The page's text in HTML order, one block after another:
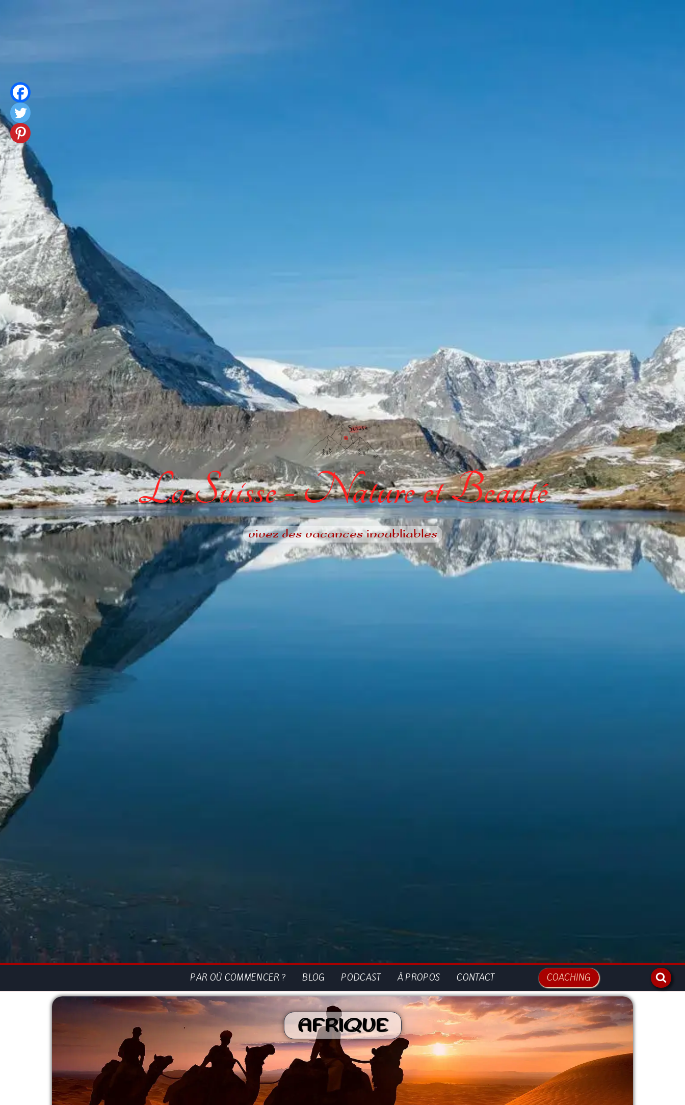
La Suisse - Nature et Beauté
vivez des vacances inoubliables
PAR OÙ COMMENCER ? BLOG PODCAST À PROPOS CONTACT COACHING
AFRIQUE